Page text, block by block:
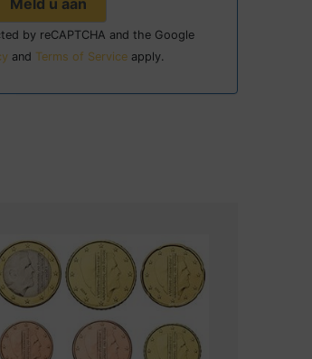
by reCAPTCHA and the Google
and Terms of Service apply.